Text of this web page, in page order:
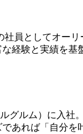
員としてオー
経験と実績を
グルム）に入社
あれば「自分